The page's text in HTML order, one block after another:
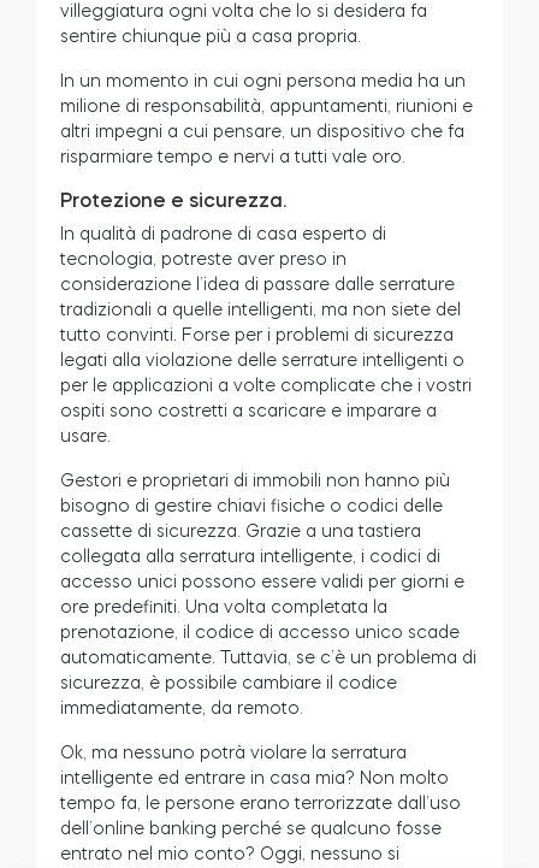
villeggiatura ogni volta che lo si desidera fa
sentire chiunque più a casa propria
In un momento in cui ogni persona media ha un
milione di responsabilità, appuntamenti, riunioni e
altri impegni a cui pensare, un dispositivo che fa
risparmiare tempo e nervi a tutti vale oro.
Protezione e sicurezza.
In qualità di padrone di casa esperto di
tecnologia, potreste aver preso in
considerazione l’idea di passare dalle serrature
tradizionali a quelle intelligenti, ma non siete del
tutto convinti. Forse per i problemi di sicurezza
legati alla violazione delle serrature intelligenti o
per le applicazioni a volte complicate che i vostri
ospiti sono costretti a scaricare e imparare a
usare.
Gestori e proprietari di immobili non hanno più
bisogno di gestire chiavi fisiche o codici delle
cassette di sicurezza. Grazie a una tastiera
collegata alla serratura intelligente, i codici di
accesso unici possono essere validi per giorni e
ore predefiniti. Una volta completata la
prenotazione, il codice di accesso unico scade
automaticamente. Tuttavia, se c’è un problema di
sicurezza, è possibile cambiare il codice
immediatamente, da remoto.
Ok, ma nessuno potrà violare la serratura
intelligente ed entrare in casa mia? Non molto
tempo fa, le persone erano terrorizzate dall’uso
dell’online banking perché se qualcuno fosse
entrato nel mio conto? Oggi, nessuno si